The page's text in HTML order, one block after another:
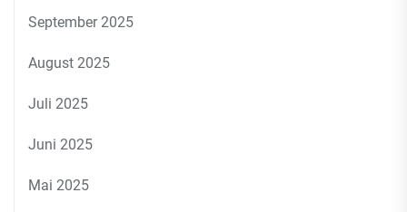
September 2025
August 2025
Juli 2025
Juni 2025
Mai 2025